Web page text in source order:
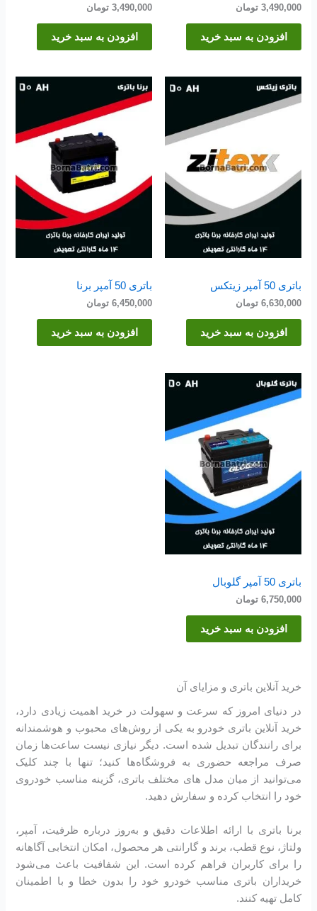
3,490,000 تومان
افزودن به سبد خرید
3,490,000 تومان
افزودن به سبد خرید
باتری 50 آمپر زیتکس
6,630,000 تومان
افزودن به سبد خرید
باتری 50 آمپر برنا
6,450,000 تومان
افزودن به سبد خرید
باتری 50 آمپر گلوبال
6,750,000 تومان
افزودن به سبد خرید
خرید آنلاین باتری و مزایای آن
در دنیای امروز که سرعت و سهولت در خرید اهمیت زیادی دارد،
خرید آنلاین باتری خودرو به یکی از روش‌های محبوب و هوشمندانه
برای رانندگان تبدیل شده است. دیگر نیازی نیست ساعت‌ها زمان
صرف مراجعه حضوری به فروشگاه‌ها کنید؛ تنها با چند کلیک
می‌توانید از میان مدل های مختلف باتری، گزینه مناسب خودروی
خود را انتخاب کرده و سفارش دهید.
برنا باتری با ارائه اطلاعات دقیق و به‌روز درباره ظرفیت، آمپر،
ولتاژ، نوع قطب، برند و گارانتی هر محصول، امکان انتخابی آگاهانه
را برای کاربران فراهم کرده‌ است. این شفافیت باعث می‌شود
خریداران باتری مناسب خودرو خود را بدون خطا و با اطمینان
کامل تهیه کنند.